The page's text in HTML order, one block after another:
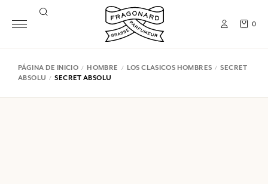
0
PÁGINA DE INICIO HOMBRE LOS CLASICOS HOMBRES
SECRET
ABSOLU
SECRET ABSOLU